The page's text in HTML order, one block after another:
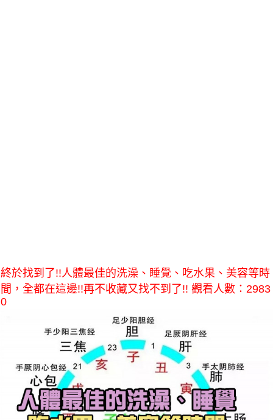
終於找到了!!人體最佳的洗澡、睡覺、吃水果、美容等時
間，全都在這邊!!再不收藏又找不到了!! 觀看人數：2983
0